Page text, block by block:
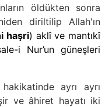
öldükten sonra
diriltilip Allah'ın
haşri) aklî ve mantıkî
i Nur’un güneşleri
ayrı ayrı
ve âhiret hayatı iki